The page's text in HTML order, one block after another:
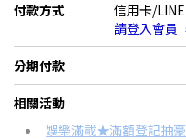
付款方式
信用卡/
請登入會員
分期付款
＊實際可分期數、適用利率，
信用卡分期
相關活動
娛樂滿載★滿額登記抽